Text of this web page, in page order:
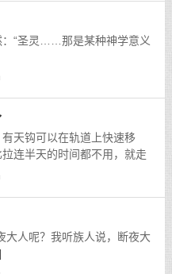
：“圣灵……那是某种神学意义
天钩可以在轨道上快速移
连半天的时间都不用，就走
大人呢？我听族人说，断夜大